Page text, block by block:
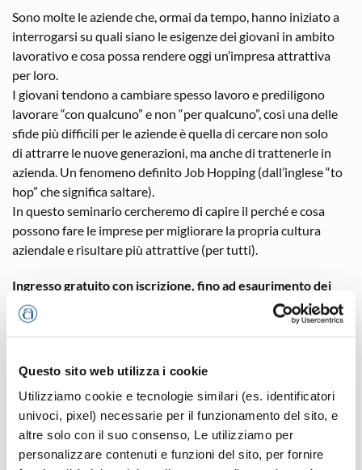
Questo sito web utilizza i cookie
Utilizziamo cookie e tecnologie similari (es. identificatori
univoci, pixel) necessarie per il funzionamento del sito, e
altre solo con il suo consenso, Le utilizziamo per
personalizzare contenuti e funzioni del sito, per fornire
Sono molte le aziende che, ormai da tempo, hanno iniziato a
interrogarsi su quali siano le esigenze dei giovani in ambito
lavorativo e cosa possa rendere oggi un’impresa attrattiva
per loro.
I giovani tendono a cambiare spesso lavoro e prediligono
lavorare “con qualcuno” e non “per qualcuno”, così una delle
sfide più difficili per le aziende è quella di cercare non solo
di attrarre le nuove generazioni, ma anche di trattenerle in
azienda. Un fenomeno definito Job Hopping (dall’inglese “to
hop” che significa saltare).
In questo seminario cercheremo di capire il perché e cosa
possono fare le imprese per migliorare la propria cultura
aziendale e risultare più attrattive (per tutti).
Ingresso gratuito con iscrizione, fino ad esaurimento dei
posti disponibili.
PER INFO
Area Capitale Umano– tel. 0444.168520
e-mail:capitaleumano@confartigianatovicenza.it